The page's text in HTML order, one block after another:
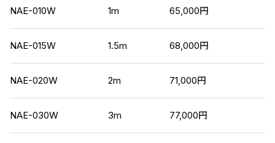
NAE-010W 1m 65,000円
NAE-015W 1.5m 68,000円
NAE-020W 2m 71,000円
NAE-030W 3m 77,000円